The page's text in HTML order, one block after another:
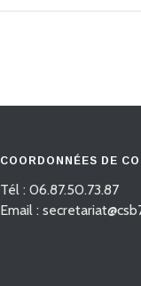
COORDONNÉES DE
Tél : 06.87.50.73.87
Email :